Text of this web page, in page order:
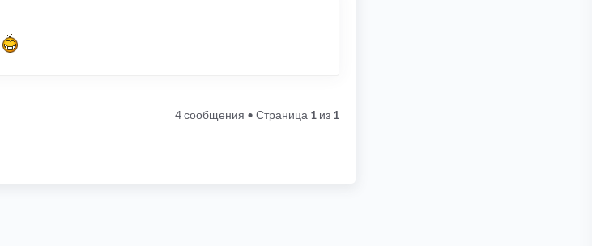
4 сообщения • Страница 1 из 1